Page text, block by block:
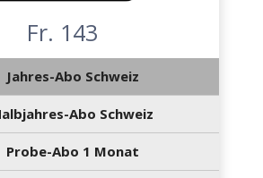
Fr. 143
Jahres-Abo Schweiz
Abo Schweiz
Probe-Abo 1 Monat